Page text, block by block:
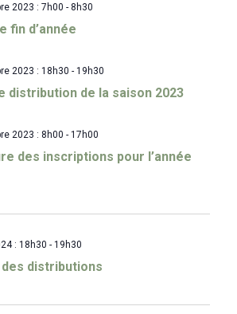
2023 : 7h00 - 8h30
fin d’année
2023 : 18h30 - 19h30
distribution de la saison 2023
2023 : 8h00 - 17h00
des inscriptions pour l’année
: 18h30 - 19h30
des distributions